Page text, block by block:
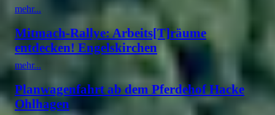
mehr...
Mitmach-Rallye: Arbeits[T]räume
entdecken! Engelskirchen
mehr...
Planwagenfahrt ab dem Pferdehof Hacke
Ohlhagen